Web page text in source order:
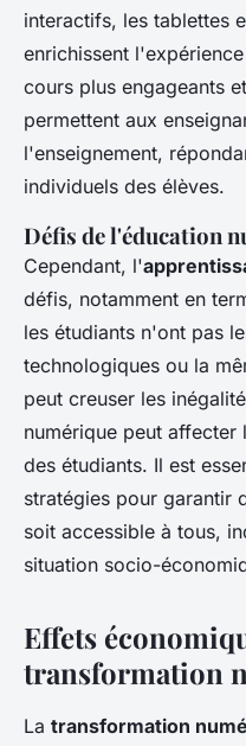
interactifs, les tablettes
enrichissent
cours plus engageants
permettent aux
l'enseignement,
individuels des élèves.
Défis de l'éducation
Cependant, l'
défis, notamment en
les étudiants n'ont pas
technologiques ou la
peut creuser les
numérique peut
des étudiants. Il est
stratégies pour garantir
soit accessible à tous,
situation socio-
Effets
transformation
La transformation